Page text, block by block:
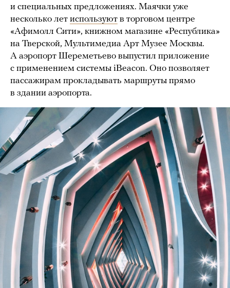
и специальных предложениях. Маячки уже
несколько лет используют в торговом центре
«Афимолл Сити», книжном магазине «Республика»
на Тверской, Мультимедиа Арт Музее Москвы.
А аэропорт Шереметьево выпустил приложение
с применением системы iBeacon. Оно позволяет
пассажирам прокладывать маршруты прямо
в здании аэропорта.